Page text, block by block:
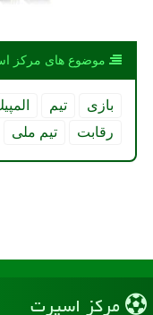
موضوع های مركز
بازی تیم
رقابت
تیم ملی
مركز اسپرت